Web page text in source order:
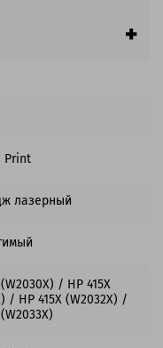
Оригинальный
Print
лазерный
(W2030X) / HP 415X
/ HP 415X (W2032X) /